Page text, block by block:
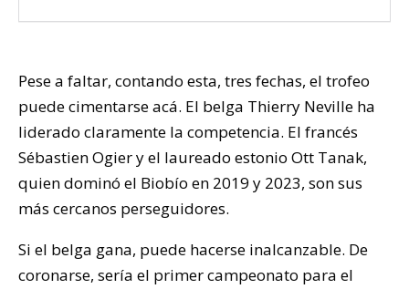
Pese a faltar, contando esta, tres fechas, el trofeo
puede cimentarse acá. El belga Thierry Neville ha
liderado claramente la competencia. El francés
Sébastien Ogier y el laureado estonio Ott Tanak,
quien dominó el Biobío en 2019 y 2023, son sus
más cercanos perseguidores.
Si el belga gana, puede hacerse inalcanzable. De
coronarse, sería el primer campeonato para el